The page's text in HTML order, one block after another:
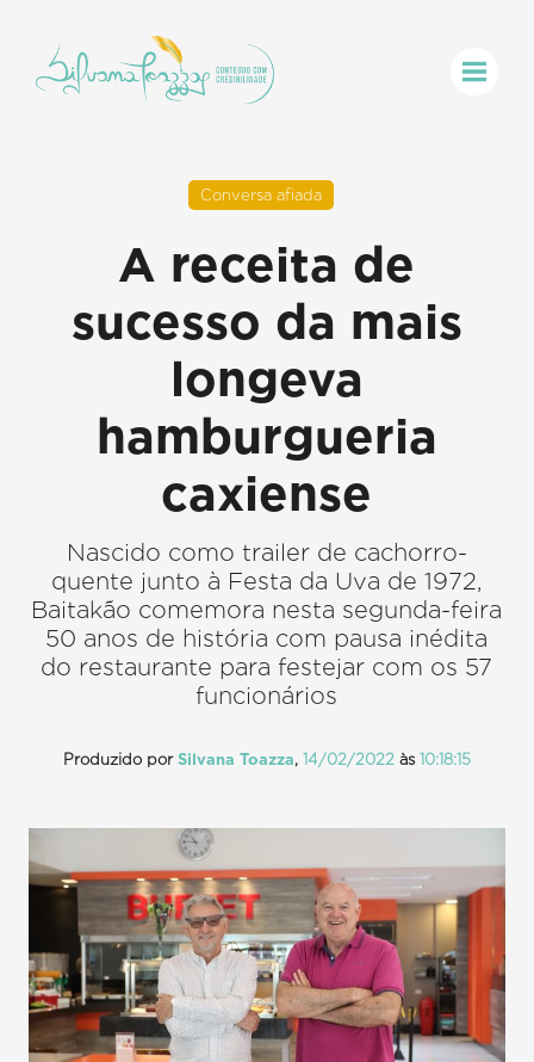
Conversa afiada
A receita de
sucesso da mais
longeva
hamburgueria
caxiense
Nascido como trailer de cachorro-
quente junto à Festa da Uva de 1972,
Baitakão comemora nesta segunda-feira
50 anos de história com pausa inédita
do restaurante para festejar com os 57
funcionários
Produzido por Silvana Toazza, 14/02/2022às 10:18:15